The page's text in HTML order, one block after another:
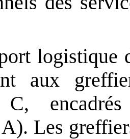
logistique
aux
C,
Les